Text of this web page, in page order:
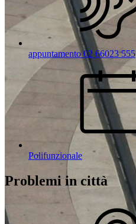
appuntamento 02 66023 555
Polifunzionale
Problemi in città